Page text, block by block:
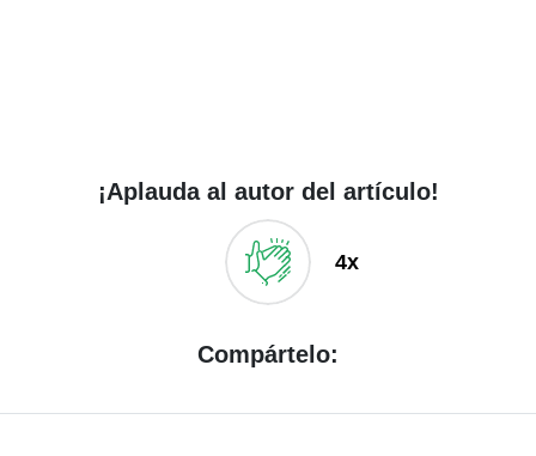
¡Aplauda al autor del artículo!
4x
Compártelo: